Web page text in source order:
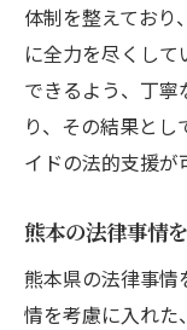
体制を整えており
に全力を尽くし
できるよう、丁
り、その結果と
イドの法的支援が
熊本の法律事情
熊本県の法律事情
情を考慮に入れた